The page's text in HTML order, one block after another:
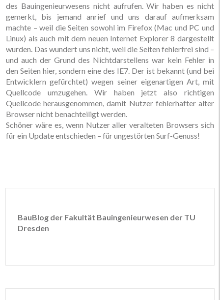
des Bauingenieurwesens nicht aufrufen. Wir haben es nicht
gemerkt, bis jemand anrief und uns darauf aufmerksam
machte – weil die Seiten sowohl im Firefox (Mac und PC und
Linux) als auch mit dem neuen Internet Explorer 8 dargestellt
wurden. Das wundert uns nicht, weil die Seiten fehlerfrei sind –
und auch der Grund des Nichtdarstellens war kein Fehler in
den Seiten hier, sondern eine des IE7. Der ist bekannt (und bei
Entwicklern gefürchtet) wegen seiner eigenartigen Art, mit
Quellcode umzugehen. Wir haben jetzt also richtigen
Quellcode herausgenommen, damit Nutzer fehlerhafter alter
Browser nicht benachteiligt werden.
Schöner wäre es, wenn Nutzer aller veralteten Browsers sich
für ein Update entschieden – für ungestörten Surf-Genuss!
BauBlog der Fakultät Bauingenieurwesen der TU
Dresden